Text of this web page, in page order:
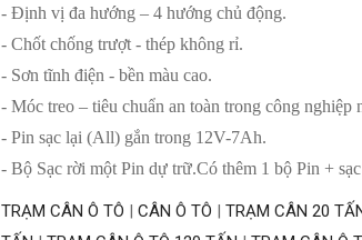
- Định vị đa hướng – 4 hướng chủ động.
- Chốt chống trượt - thép không rỉ.
- Sơn tĩnh điện - bền màu cao.
- Móc treo – tiêu chuẩn an toàn trong công nghiệp
- Pin sạc lại (All) gắn trong 12V-7Ah.
- Bộ Sạc rời một Pin dự trữ.Có thêm 1 bộ Pin +
TRẠM CÂN Ô TÔ | CÂN Ô TÔ | TRẠM CÂN 20